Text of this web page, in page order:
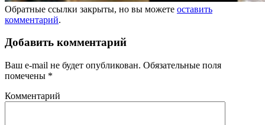
Обратные ссылки закрыты, но вы можете оставить
комментарий.
Добавить комментарий
Ваш e-mail не будет опубликован. Обязательные поля
помечены *
Комментарий